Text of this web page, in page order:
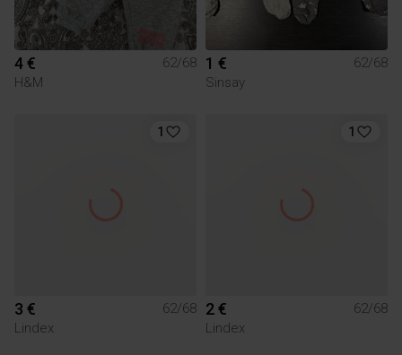
4 €
62/68
H&M
1 €
62/68
Sinsay
1
3 €
62/68
Lindex
1
2 €
62/68
Lindex